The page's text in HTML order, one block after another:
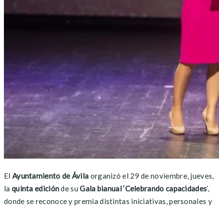
El Ayuntamiento de Ávila organizó el 29 de noviembre, jueves,
la quinta ediciónde suGala bianual ‘Celebrando capacidades’,
donde se reconoce y premia distintas iniciativas, personales y